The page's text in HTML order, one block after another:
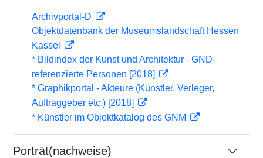
Archivportal-D
Objektdatenbank der Museumslandschaft Hessen
Kassel
* Bildindex der Kunst und Architektur - GND-
referenzierte Personen [2018]
* Graphikportal - Akteure (Künstler, Verleger,
Auftraggeber etc.) [2018]
* Künstler im Objektkatalog des GNM
Porträt(nachweise)